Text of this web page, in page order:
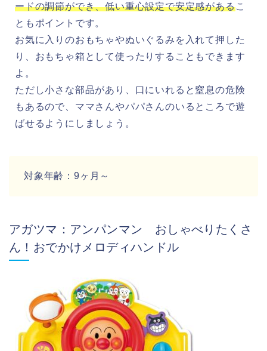
ードの調節ができ、低い重心設定で安定感があるこ
ともポイントです。
お気に入りのおもちゃやぬいぐるみを入れて押した
り、おもちゃ箱として使ったりすることもできます
よ。
ただし小さな部品があり、口にいれると窒息の危険
もあるので、ママさんやパパさんのいるところで遊
ばせるようにしましょう。
対象年齢：9ヶ月～
アガツマ：アンパンマン おしゃべりたくさ
ん！おでかけメロディハンドル